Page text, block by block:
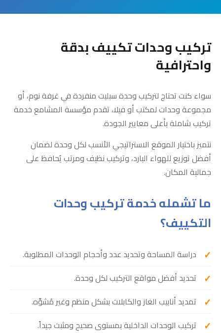
تركيب وحدات تكييف بدقة
واحترافية
سواء كنت تحتاج لتركيب وحدة سبليت منفردة في غرفة نوم، أو
مجموعة وحدات لمكتب أو فيلا، تقدم مؤسسة المشامع خدمة
تركيب شاملة بأعلى معايير الجودة.
نتميز باختيار الموقع الاستراتيجي الأنسب لكل وحدة لضمان
أفضل توزيع للهواء البارد، وتركيب نظيف ومرتب يُحافظ على
جمالية المكان.
ما تشمله خدمة تركيب وحدات
التكييف؟
دراسة المساحة وتحديد عدد وأحجام الوحدات المطلوبة.
تحديد أفضل مواقع التركيب لكل وحدة.
تمديد أنابيب الغاز والكابلات بشكل منظم وغير مُشوِّه.
تركيب الوحدات الداخلية بمستوى صحيح ومثبت جيداً.